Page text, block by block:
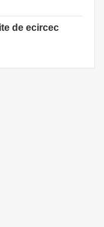
de ecircec